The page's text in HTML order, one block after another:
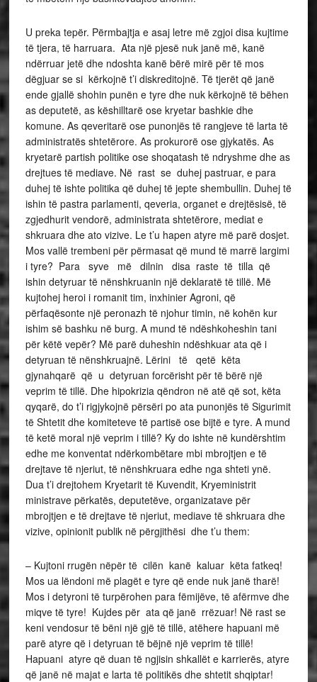
U preka tepër. Përmbajtja e asaj letre më zgjoi disa kujtime
të tjera, të harruara. Ata një pjesë nuk janë më, kanë
ndërruar jetë dhe ndoshta kanë bërë mirë për të mos
dëgjuar se si kërkojnë t’i diskreditojnë. Të tjerët që janë
ende gjallë shohin punën e tyre dhe nuk kërkojnë të bëhen
as deputetë, as këshilltarë ose kryetar bashkie dhe
komune. As qeveritarë ose punonjës të rangjeve të larta të
administratës shtetërore. As prokurorë ose gjykatës. As
kryetarë partish politike ose shoqatash të ndryshme dhe as
drejtues të mediave. Në rast se duhej pastruar, e para
duhej të ishte politika që duhej të jepte shembullin. Duhej të
ishin të pastra parlamenti, qeveria, organet e drejtësisë, të
zgjedhurit vendorë, administrata shtetërore, mediat e
shkruara dhe ato vizive. Le t’u hapen atyre më parë dosjet.
Mos vallë trembeni për përmasat që mund të marrë largimi
i tyre? Para syve më dilnin disa raste të tilla që
ishin detyruar të nënshkruanin një deklaratë të tillë. Më
kujtohej heroi i romanit tim, inxhinier Agroni, që
përfaqësonte një peronazh të njohur timin, në kohën kur
ishim së bashku në burg. A mund të ndëshkoheshin tani
për këtë vepër? Më parë duheshin ndëshkuar ata që i
detyruan të nënshkruajnë. Lërini të qetë këta
gjynahqarë që u detyruan forcërisht për të bërë një
veprim të tillë. Dhe hipokrizia qëndron në atë që sot, këta
qyqarë, do t’i rigjykojnë përsëri po ata punonjës të Sigurimit
të Shtetit dhe komiteteve të partisë ose bijtë e tyre. A mund
të ketë moral një veprim i tillë? Ky do ishte në kundërshtim
edhe me konventat ndërkombëtare mbi mbrojtjen e të
drejtave të njeriut, të nënshkruara edhe nga shteti ynë.
Dua t’i drejtohem Kryetarit të Kuvendit, Kryeministrit
ministrave përkatës, deputetëve, organizatave për
mbrojtjen e të drejtave të njeriut, mediave të shkruara dhe
vizive, opinionit publik në përgjithësi dhe t’u them:
– Kujtoni rrugën nëpër të cilën kanë kaluar këta fatkeq!
Mos ua lëndoni më plagët e tyre që ende nuk janë tharë!
Mos i detyroni të turpërohen para fëmijëve, të afërmve dhe
miqve të tyre! Kujdes për ata që janë rrëzuar! Në rast se
keni vendosur të bëni një gjë të tillë, atëhere hapuani më
parë atyre që i detyruan të bëjnë një veprim të tillë!
Hapuani atyre që duan të ngjisin shkallët e karrierës, atyre
që janë në majat e larta të politikës dhe shtetit shqiptar!